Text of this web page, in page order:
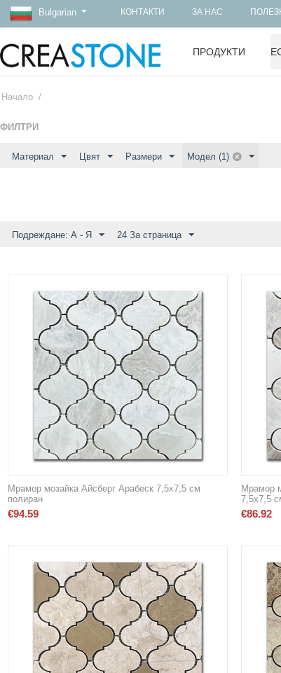
Bulgarian КОНТАКТИ ЗА НАС
ПРОДУКТИ
Начало /
ФИЛТРИ
Материал Цвят Размери Модел (1)
Подреждане: А - Я 24 За страница
Мрамор мозайка Айсберг Арабеск 7,5х7,5 см
полиран
€94.59
Мрамор
7,5х7,5
€86.92